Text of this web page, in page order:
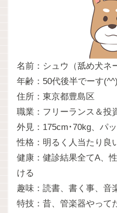
名前：シュウ（舐め犬ネ
年齢：50代後半でーす
住所：東京都豊島区
職業：フリーランス＆投
外見：175cm･70kg、パ
性格：明るく人当たり良
健康：健診結果全てA、
ける
趣味：読書、書く事、音
特技：昔、管楽器やって